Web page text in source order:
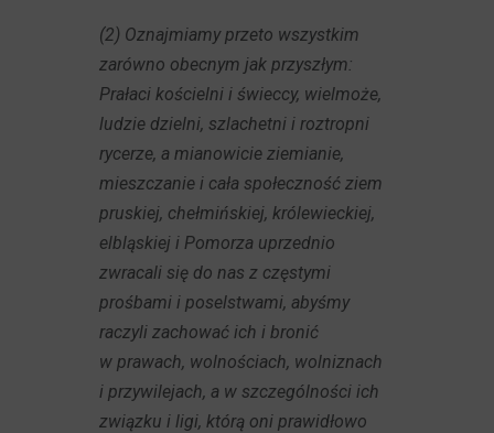
(2) Oznajmiamy przeto wszystkim
zarówno obecnym jak przyszłym:
Prałaci kościelni i świeccy, wielmoże,
ludzie dzielni, szlachetni i roztropni
rycerze, a mianowicie ziemianie,
mieszczanie i cała społeczność ziem
pruskiej, chełmińskiej, królewieckiej,
elbląskiej i Pomorza uprzednio
zwracali się do nas z częstymi
prośbami i poselstwami, abyśmy
raczyli zachować ich i bronić
w prawach, wolnościach, wolniznach
i przywilejach, a w szczególności ich
związku i ligi, którą oni prawidłowo